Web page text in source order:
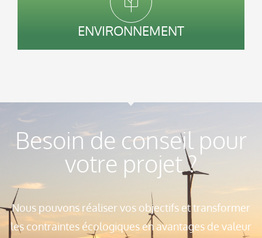
ENVIRONNEMENT
Besoin de conseil pour
votre projet ?
Nous pouvons réaliser vos objectifs et transformer
les contraintes écologiques en avantages de valeur